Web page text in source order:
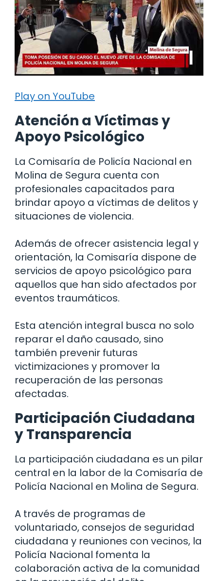
Play on YouTube
Atención a Víctimas y
Apoyo Psicológico
La Comisaría de Policía Nacional en
Molina de Segura cuenta con
profesionales capacitados para
brindar apoyo a víctimas de delitos y
situaciones de violencia.
Además de ofrecer asistencia legal y
orientación, la Comisaría dispone de
servicios de apoyo psicológico para
aquellos que han sido afectados por
eventos traumáticos.
Esta atención integral busca no solo
reparar el daño causado, sino
también prevenir futuras
victimizaciones y promover la
recuperación de las personas
afectadas.
Participación Ciudadana
y Transparencia
La participación ciudadana es un pilar
central en la labor de la Comisaría de
Policía Nacional en Molina de Segura.
A través de programas de
voluntariado, consejos de seguridad
ciudadana y reuniones con vecinos, la
Policía Nacional fomenta la
colaboración activa de la comunidad